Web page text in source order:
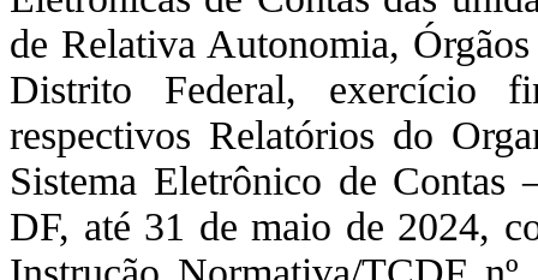
de Relativa Autonomia,
Distrito Federal, exercício
respectivos Relatórios do
Sistema Eletrônico de Contas
DF, até 31 de maio de 2024,